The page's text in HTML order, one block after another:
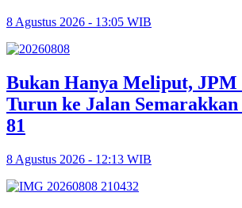
8 Agustus 2026 - 13:05 WIB
Bukan Hanya Meliput,
Turun ke Jalan
81
8 Agustus 2026 - 12:13 WIB